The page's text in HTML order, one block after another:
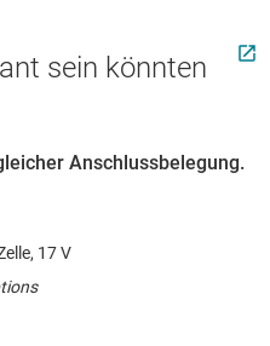
sein könnten
Anschlussbelegung.
17 V